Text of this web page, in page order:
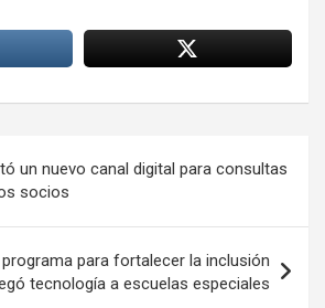
un nuevo canal digital para consultas
socios
para fortalecer la inclusión
tecnología a escuelas especiales